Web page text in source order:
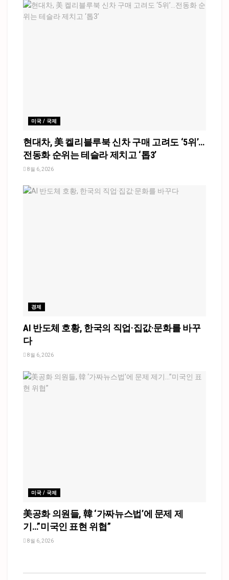
미국 / 국제
현대차, 美 켈리블루북 신차 구매 고려도 ‘5위’…
전동화 순위는 테슬라 제치고 ‘톱3’
8월 6, 2026
경제
AI 반도체 호황, 한국의 직업·집값·문화를 바꾸
다
8월 6, 2026
미국 / 국제
美공화 의원들, 韓 ‘가짜뉴스법’에 문제 제
기…”미국인 표현 위협”
8월 6, 2026